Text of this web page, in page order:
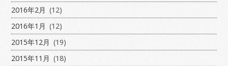
2016年2月 (12)
2016年1月 (12)
2015年12月 (19)
2015年11月 (18)